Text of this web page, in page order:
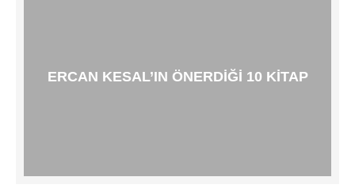
ERCAN KESAL’IN ÖNERDIĞI 10 KITAP